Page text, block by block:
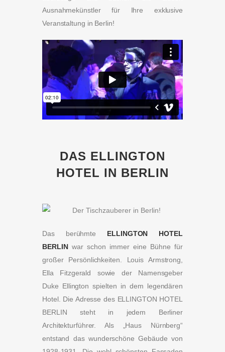
Ausnahmekünstler für Ihre exklusive
Veranstaltung in Berlin!
DAS ELLINGTON
HOTEL IN BERLIN
Das berühmte ELLINGTON HOTEL
BERLINwar schon immer eine Bühne für
großer Persönlichkeiten. Louis Armstrong,
Ella Fitzgerald sowie der Namensgeber
Duke Ellington spielten in dem legendären
Hotel. Die Adresse des ELLINGTON HOTEL
BERLIN steht in jedem Berliner
Architekturführer. Als „Haus Nürnberg“
entstand das wunderschöne Gebäude von